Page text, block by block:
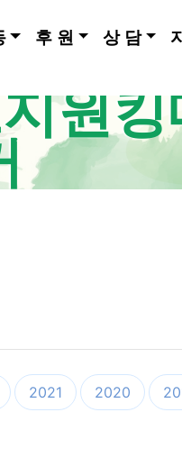
후 원 상 담
원킹
2021 2020